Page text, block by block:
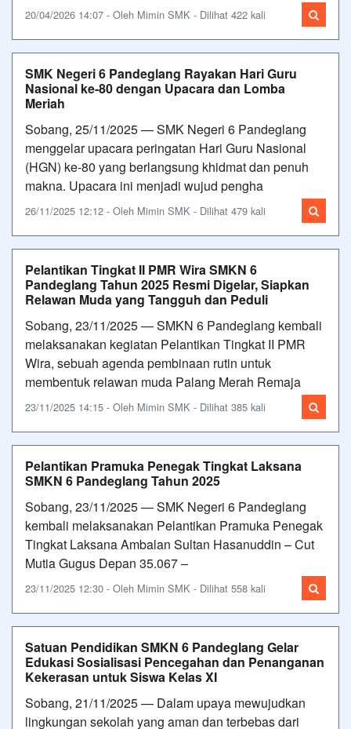
20/04/2026 14:07 - Oleh Mimin SMK - Dilihat 422 kali
SMK Negeri 6 Pandeglang Rayakan Hari Guru
Nasional ke-80 dengan Upacara dan Lomba
Meriah
Sobang, 25/11/2025 — SMK Negeri 6 Pandeglang
menggelar upacara peringatan Hari Guru Nasional
(HGN) ke-80 yang berlangsung khidmat dan penuh
makna. Upacara ini menjadi wujud pengha
26/11/2025 12:12 - Oleh Mimin SMK - Dilihat 479 kali
Pelantikan Tingkat II PMR Wira SMKN 6
Pandeglang Tahun 2025 Resmi Digelar, Siapkan
Relawan Muda yang Tangguh dan Peduli
Sobang, 23/11/2025 — SMKN 6 Pandeglang kembali
melaksanakan kegiatan Pelantikan Tingkat II PMR
Wira, sebuah agenda pembinaan rutin untuk
membentuk relawan muda Palang Merah Remaja
23/11/2025 14:15 - Oleh Mimin SMK - Dilihat 385 kali
Pelantikan Pramuka Penegak Tingkat Laksana
SMKN 6 Pandeglang Tahun 2025
Sobang, 23/11/2025 — SMK Negeri 6 Pandeglang
kembali melaksanakan Pelantikan Pramuka Penegak
Tingkat Laksana Ambalan Sultan Hasanuddin – Cut
Mutia Gugus Depan 35.067 –
23/11/2025 12:30 - Oleh Mimin SMK - Dilihat 558 kali
Satuan Pendidikan SMKN 6 Pandeglang Gelar
Edukasi Sosialisasi Pencegahan dan Penanganan
Kekerasan untuk Siswa Kelas XI
Sobang, 21/11/2025 — Dalam upaya mewujudkan
lingkungan sekolah yang aman dan terbebas dari